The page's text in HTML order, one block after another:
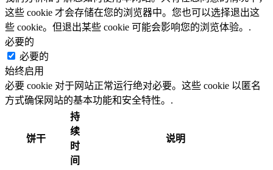
这些 cookie 才会存储在您的浏览器中。您也可以选择退出这
些 cookie。但退出某些 cookie 可能会影响您的浏览体验。.
必要的
必要的
始终启用
必要 cookie 对于网站正常运行绝对必要。这些 cookie 以匿名
方式确保网站的基本功能和安全特性。.
饼干
持
续
时
间
说明